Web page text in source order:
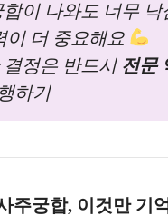
합이 나와도 너무 낙
이 더 중요해요
결정은 반드시 전문
하기
주궁합, 이것만 기